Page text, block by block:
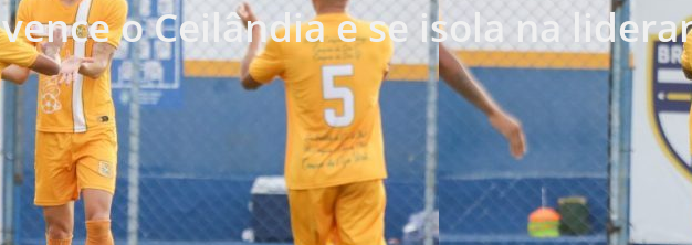
o Ceilândia e se isola na